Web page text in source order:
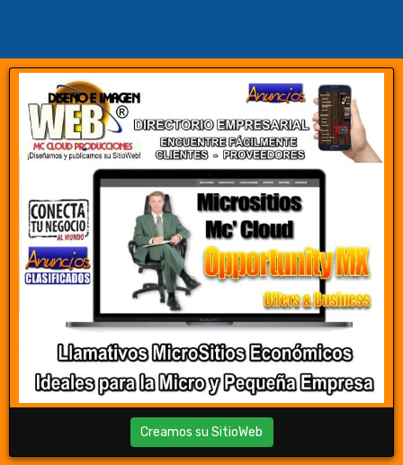
Creamos su SitioWeb